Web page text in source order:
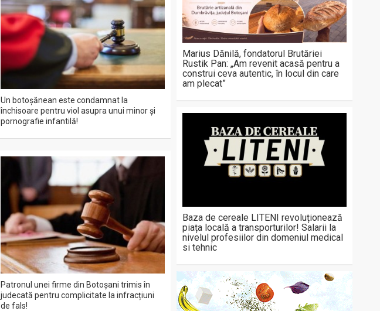
Un botoșănean este condamnat la
închisoare pentru viol asupra unui minor și
pornografie infantilă!
Patronul unei firme din Botoșani trimis în
judecată pentru complicitate la infracțiuni
de fals!
Marius Dănilă, fondatorul Brutăriei
Rustik Pan: „Am revenit acasă pentru a
construi ceva autentic, în locul din care
am plecat”
Baza de cereale LITENI revoluționează
piața locală a transporturilor! Salarii la
nivelul profesiilor din domeniul medical
si tehnic